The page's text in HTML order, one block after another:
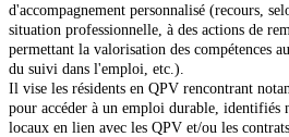
d'accompagnement personnalisé (recours,
situation professionnelle, à des actions de
permettant la valorisation des compétences
du suivi dans l'emploi, etc.).
Il vise les résidents en QPV rencontrant
pour accéder à un emploi durable, identifiés
locaux en lien avec les QPV et/ou les